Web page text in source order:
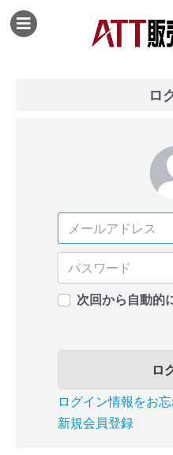
ロ
次回から自動的
ロ
ログイン情報をお
新規会員登録